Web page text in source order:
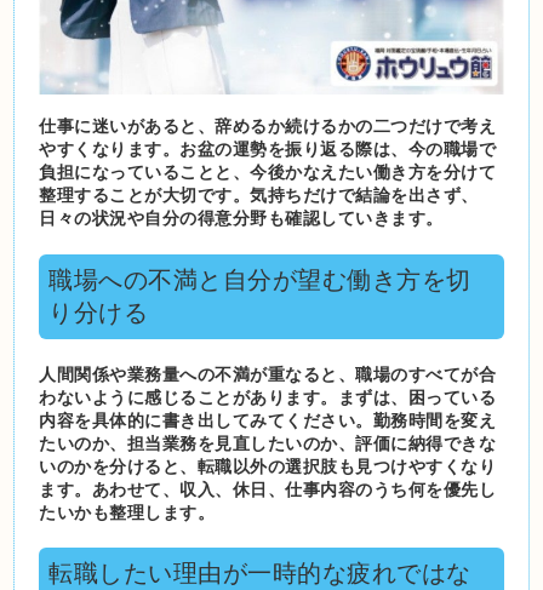
仕事に迷いがあると、辞めるか続けるかの二つだけで考え
やすくなります。お盆の運勢を振り返る際は、今の職場で
負担になっていることと、今後かなえたい働き方を分けて
整理することが大切です。気持ちだけで結論を出さず、
日々の状況や自分の得意分野も確認していきます。
職場への不満と自分が望む働き方を切
り分ける
人間関係や業務量への不満が重なると、職場のすべてが合
わないように感じることがあります。まずは、困っている
内容を具体的に書き出してみてください。勤務時間を変え
たいのか、担当業務を見直したいのか、評価に納得できな
いのかを分けると、転職以外の選択肢も見つけやすくなり
ます。あわせて、収入、休日、仕事内容のうち何を優先し
たいかも整理します。
転職したい理由が一時的な疲れではな